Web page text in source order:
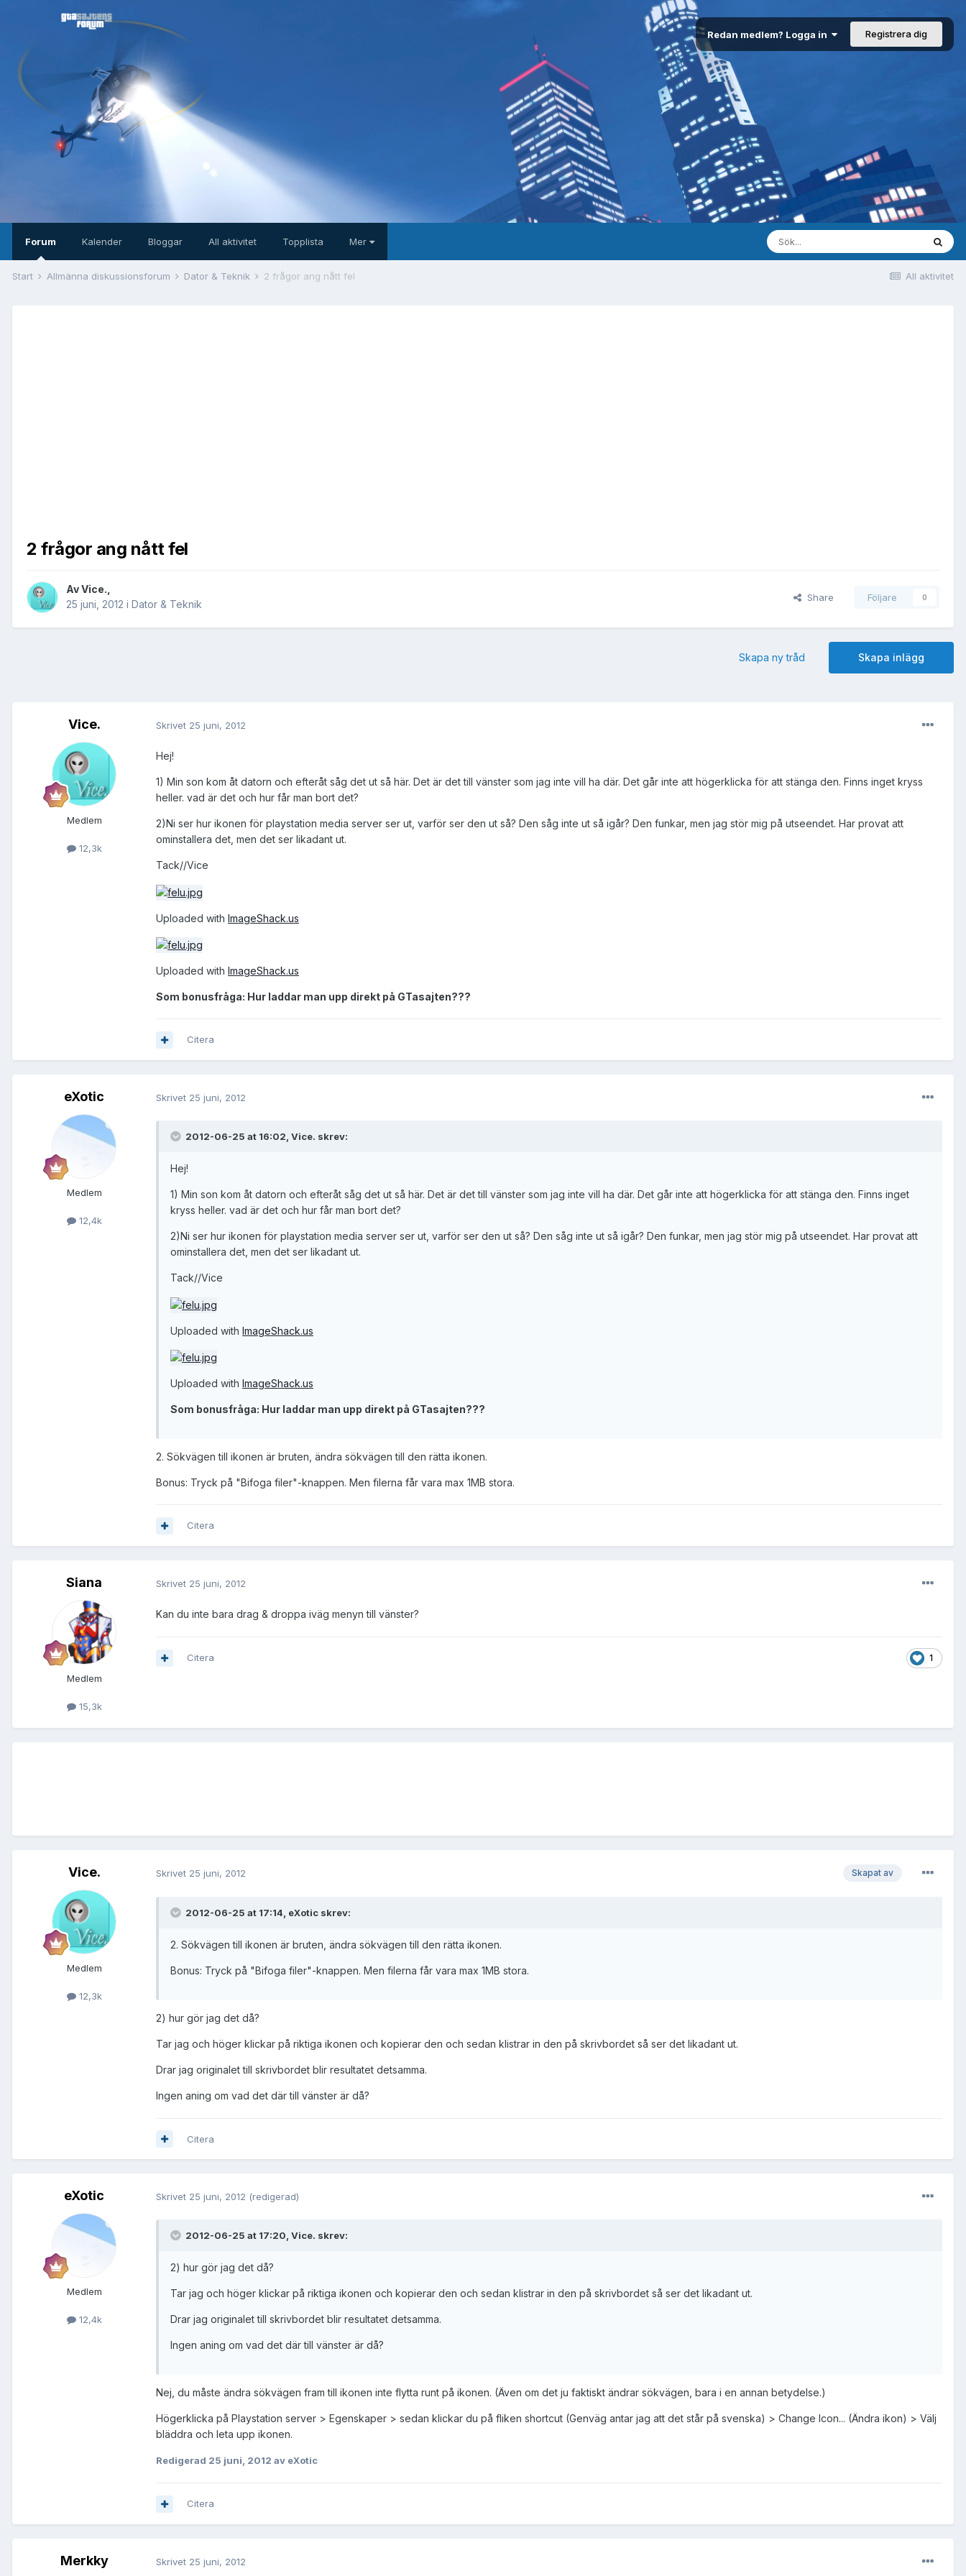
Redan medlem? Logga in Registrera dig
Forum Kalender Bloggar All aktivitet Topplista Mer
All aktivitet
Start Allmänna diskussionsforum Dator & Teknik 2 frågor ang nått fel
2 frågor ang nått fel
AvVice.
25 juni, 2012 i Dator & Teknik
Share Följare 0
Skapa inlägg
Skapa ny tråd
Vice.
Medlem
12,3k
Skrivet 25 juni, 2012
Hej!
1) Min son kom åt datorn och efteråt såg det ut så här. Det är det till vänster som jag inte vill ha där. Det går inte att högerklicka för att stänga den. Finns inget kryss
heller. vad är det och hur får man bort det?
2)Ni ser hur ikonen för playstation media server ser ut, varför ser den ut så? Den såg inte ut så igår? Den funkar, men jag stör mig på utseendet. Har provat att
ominstallera det, men det ser likadant ut.
Tack//Vice
Uploaded with ImageShack.us
Uploaded with ImageShack.us
Som bonusfråga: Hur laddar man upp direkt på GTasajten???
Citera
eXotic
Medlem
12,4k
Skrivet 25 juni, 2012
2012-06-25 at 16:02, Vice. skrev:
Hej!
1) Min son kom åt datorn och efteråt såg det ut så här. Det är det till vänster som jag inte vill ha där. Det går inte att högerklicka för att stänga den. Finns inget
kryss heller. vad är det och hur får man bort det?
2)Ni ser hur ikonen för playstation media server ser ut, varför ser den ut så? Den såg inte ut så igår? Den funkar, men jag stör mig på utseendet. Har provat att
ominstallera det, men det ser likadant ut.
Tack//Vice
Uploaded with ImageShack.us
Uploaded with ImageShack.us
Som bonusfråga: Hur laddar man upp direkt på GTasajten???
2. Sökvägen till ikonen är bruten, ändra sökvägen till den rätta ikonen.
Bonus: Tryck på "Bifoga filer"-knappen. Men filerna får vara max 1MB stora.
Citera
Siana
Medlem
15,3k
Skrivet 25 juni, 2012
Kan du inte bara drag & droppa iväg menyn till vänster?
1
Citera
Vice.
Medlem
12,3k
Skapat av
Skrivet 25 juni, 2012
2012-06-25 at 17:14, eXotic skrev:
2. Sökvägen till ikonen är bruten, ändra sökvägen till den rätta ikonen.
Bonus: Tryck på "Bifoga filer"-knappen. Men filerna får vara max 1MB stora.
2) hur gör jag det då?
Tar jag och höger klickar på riktiga ikonen och kopierar den och sedan klistrar in den på skrivbordet så ser det likadant ut.
Drar jag originalet till skrivbordet blir resultatet detsamma.
Ingen aning om vad det där till vänster är då?
Citera
eXotic
Medlem
12,4k
Skrivet 25 juni, 2012 (redigerad)
2012-06-25 at 17:20, Vice. skrev:
2) hur gör jag det då?
Tar jag och höger klickar på riktiga ikonen och kopierar den och sedan klistrar in den på skrivbordet så ser det likadant ut.
Drar jag originalet till skrivbordet blir resultatet detsamma.
Ingen aning om vad det där till vänster är då?
Nej, du måste ändra sökvägen fram till ikonen inte flytta runt på ikonen. (Även om det ju faktiskt ändrar sökvägen, bara i en annan betydelse.)
Högerklicka på Playstation server > Egenskaper > sedan klickar du på fliken shortcut (Genväg antar jag att det står på svenska) > Change Icon... (Ändra ikon) > Välj
bläddra och leta upp ikonen.
Redigerad 25 juni, 2012 av eXotic
Citera
Merkky Skrivet 25 juni, 2012